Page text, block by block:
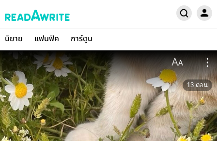
นิยาย แฟนฟิค การ์ตูน
13 ตอน